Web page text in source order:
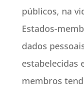
públicos, na
Estados-
dados
estabelecidas
membros